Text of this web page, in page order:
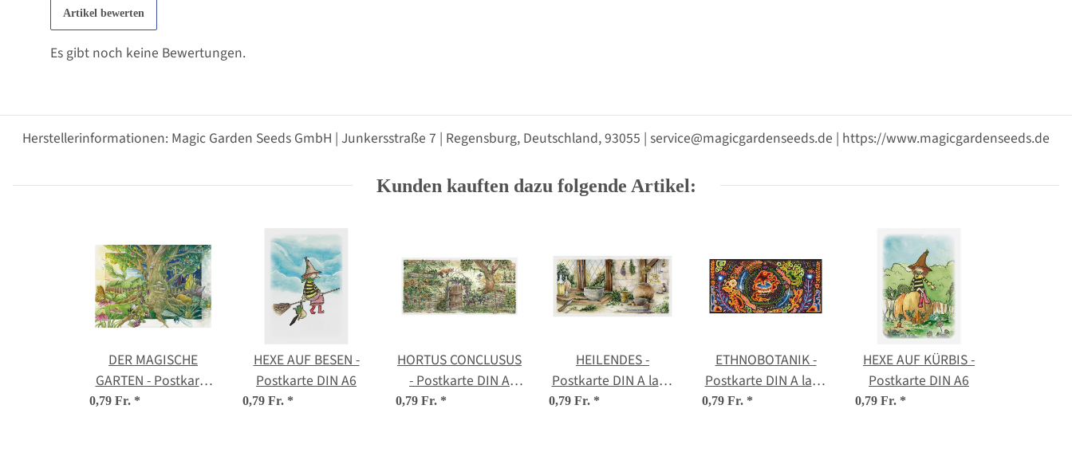
Artikel bewerten
Es gibt noch keine Bewertungen.
Herstellerinformationen: Magic Garden Seeds GmbH | Junkersstraße 7 | Regensburg, Deutschland, 93055 | service@magicgardenseeds.de | https://www.magicgardenseeds.de
Kunden kauften dazu folgende Artikel:
DER MAGISCHE
GARTEN - Postkarte
DIN A6
0,79 Fr. *
HEXE AUF BESEN -
Postkarte DIN A6
0,79 Fr. *
HORTUS CONCLUSUS
- Postkarte DIN A
lang (10,5 x 21 cm)
0,79 Fr. *
HEILENDES -
Postkarte DIN A lang
(10,5 x 21 cm)
0,79 Fr. *
ETHNOBOTANIK -
Postkarte DIN A lang
(10,5 x 21 cm)
0,79 Fr. *
HEXE AUF KÜRBIS -
Postkarte DIN A6
0,79 Fr. *